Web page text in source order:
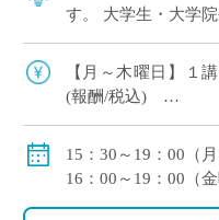
す。 大学生・大学院
【月～木曜日】１
(報酬/税込)
交通費：全額支給
15：30～19：00（月
16：00～19：00（金